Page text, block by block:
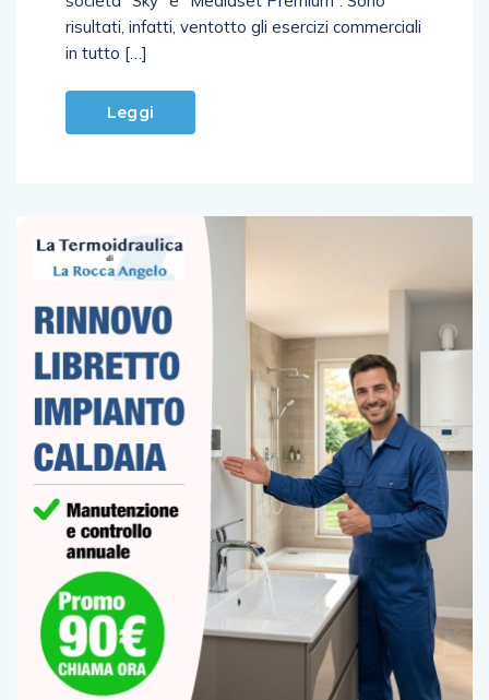
risultati, infatti, ventotto gli esercizi commerciali
in tutto […]
Leggi